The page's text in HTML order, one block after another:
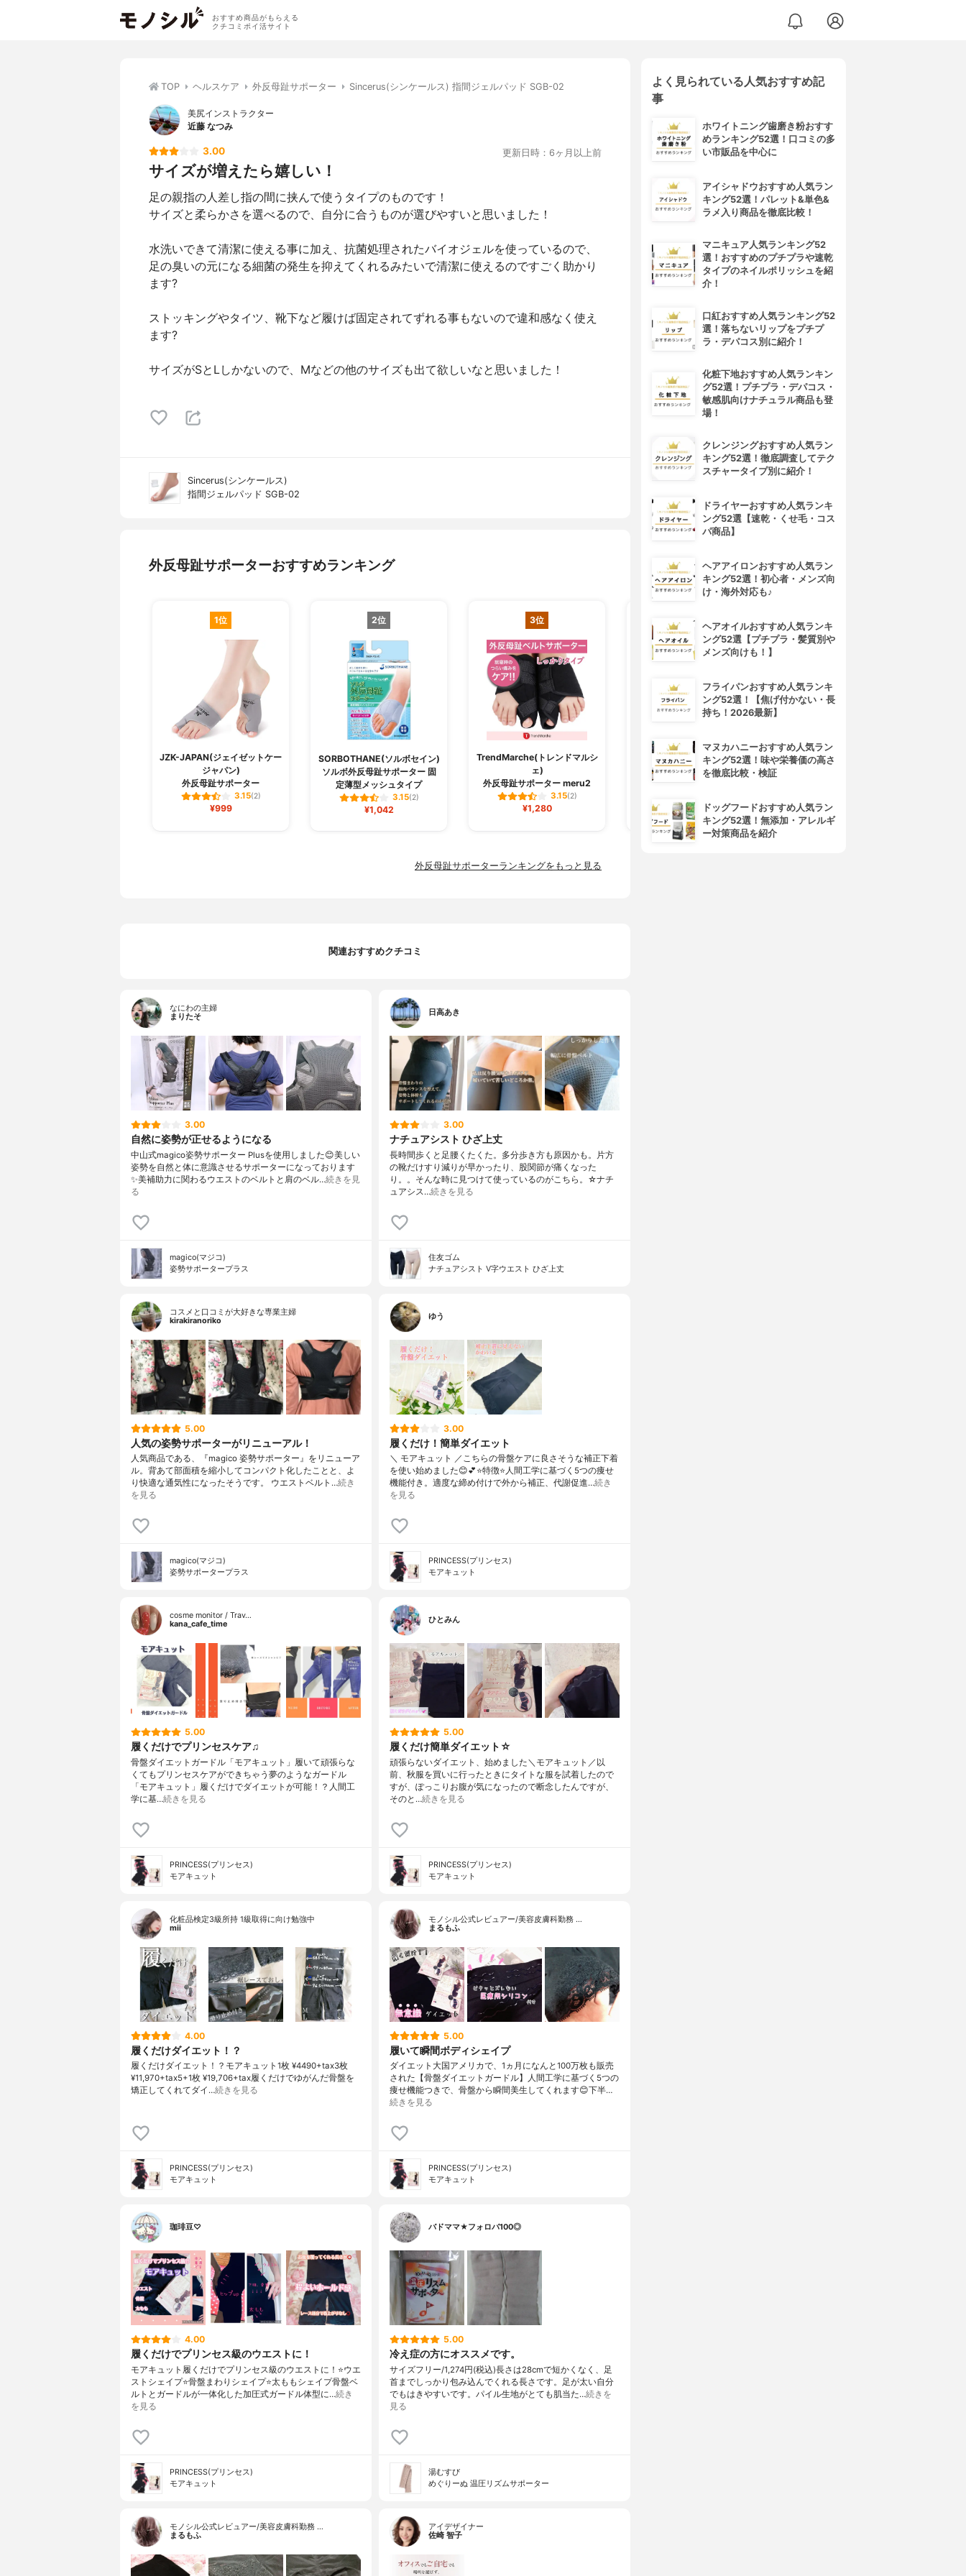
おすすめ商品がもらえる
クチコミポイ活サイト
TOP ヘルスケア 外反母趾サポーター Sincerus(シンケールス) 指間ジェルパッド SGB-02
美尻インストラクター
近藤 なつみ
3.00 更新日時：6ヶ月以上前
サイズが増えたら嬉しい！
足の親指の人差し指の間に挟んで使うタイプのものです！
サイズと柔らかさを選べるので、自分に合うものが選びやすいと思いました！
水洗いできて清潔に使える事に加え、抗菌処理されたバイオジェルを使っているので、
足の臭いの元になる細菌の発生を抑えてくれるみたいで清潔に使えるのですごく助かり
ます?
ストッキングやタイツ、靴下など履けば固定されてずれる事もないので違和感なく使え
ます?
サイズがSとLしかないので、Mなどの他のサイズも出て欲しいなと思いました！
Sincerus(シンケールス)
指間ジェルパッド SGB-02
外反母趾サポーターおすすめランキング
1位
JZK-JAPAN(ジェイゼットケー
ジャパン)
外反母趾サポーター
3.15(2)
¥999
2位
SORBOTHANE(ソルボセイン)
ソルボ外反母趾サポーター 固
定薄型メッシュタイプ
3.15(2)
¥1,042
3位
TrendMarche(トレンドマルシ
ェ)
外反母趾サポーター meru2
3.15(2)
¥1,280
4位
ProjectID(プロジェクトアイデ
ィー)
足先サポーター
¥2,200
レッグニットクリス
外反母趾サポーターランキングをもっと見る
関連おすすめクチコミ
なにわの主婦
まりたそ
3.00
自然に姿勢が正せるようになる
中山式magico姿勢サポーター Plusを使用しました😊美しい
姿勢を自然と体に意識させるサポーターになっております
✨美補助力に関わるウエストのベルトと肩のベル…続きを見
る
magico(マジコ)
姿勢サポータープラス
日高あき
3.00
ナチュアシスト ひざ上丈
長時間歩くと足腰くたくた。多分歩き方も原因かも。片方
の靴だけすり減りが早かったり、股関節が痛くなった
り。。そんな時に見つけて使っているのがこちら。☆ナチ
ュアシス…続きを見る
住友ゴム
ナチュアシスト V字ウエスト ひざ上丈
コスメと口コミが大好きな専業主婦
kirakiranoriko
5.00
人気の姿勢サポーターがリニューアル！
人気商品である、『magico 姿勢サポーター』をリニューア
ル。背あて部面積を縮小してコンパクト化したことと、よ
り快適な通気性になったそうです。 ウエストベルト…続き
を見る
magico(マジコ)
姿勢サポータープラス
ゆう
3.00
履くだけ！簡単ダイエット
＼ モアキュット ／こちらの骨盤ケアに良さそうな補正下着
を使い始めました😊💕⭐️特徴⭐️人間工学に基づく5つの痩せ
機能付き。適度な締め付けで外から補正、代謝促進…続き
を見る
PRINCESS(プリンセス)
モアキュット
cosme monitor / Trav…
kana_cafe_time
5.00
履くだけでプリンセスケア♫
骨盤ダイエットガードル「モアキュット」履いて頑張らな
くてもプリンセスケアができちゃう夢のようなガードル
「モアキュット」履くだけでダイエットが可能！？人間工
学に基…続きを見る
PRINCESS(プリンセス)
モアキュット
ひとみん
5.00
履くだけ簡単ダイエット☆
頑張らないダイエット、始めました＼モアキュット／以
前、秋服を買いに行ったときにタイトな服を試着したので
すが、ぽっこりお腹が気になったので断念したんですが、
そのと…続きを見る
PRINCESS(プリンセス)
モアキュット
化粧品検定3級所持 1級取得に向け勉強中
mii
4.00
履くだけダイエット！？
履くだけダイエット！？モアキュット1枚 ¥4490+tax3枚
¥11,970+tax5+1枚 ¥19,706+tax履くだけでゆがんだ骨盤を
矯正してくれてダイ…続きを見る
PRINCESS(プリンセス)
モアキュット
モノシル公式レビュアー/美容皮膚科勤務 …
まるもふ
5.00
履いて瞬間ボディシェイプ
ダイエット大国アメリカで、1ヵ月になんと100万枚も販売
された【骨盤ダイエットガードル】人間工学に基づく5つの
痩せ機能つきで、骨盤から瞬間美生してくれます😊下半…
続きを見る
PRINCESS(プリンセス)
モアキュット
珈琲豆♡
4.00
履くだけでプリンセス級のウエストに！
モアキュット履くだけでプリンセス級のウエストに！⭐️ウエ
ストシェイプ⭐️骨盤まわりシェイプ⭐️太ももシェイプ骨盤ベ
ルトとガードルが一体化した加圧式ガードル体型に…続き
を見る
PRINCESS(プリンセス)
モアキュット
バドママ★フォロバ100◎
5.00
冷え症の方にオススメです。
サイズフリー/1,274円(税込)長さは28cmで短かくなく、足
首までしっかり包み込んでくれる長さです。足が太い自分
でもはきやすいです。パイル生地がとても肌当た…続きを
見る
湯むすび
めぐりーぬ 温圧リズムサポーター
モノシル公式レビュアー/美容皮膚科勤務 …
まるもふ
アイデザイナー
佐崎 智子
よく見られている人気おすすめ記
事
ホワイトニング歯磨き粉おすす
めランキング52選！口コミの多
い市販品を中心に
アイシャドウおすすめ人気ラン
キング52選！パレット&単色&
ラメ入り商品を徹底比較！
マニキュア人気ランキング52
選！おすすめのプチプラや速乾
タイプのネイルポリッシュを紹
介！
口紅おすすめ人気ランキング52
選！落ちないリップをプチプ
ラ・デパコス別に紹介！
化粧下地おすすめ人気ランキン
グ52選！プチプラ・デパコス・
敏感肌向けナチュラル商品も登
場！
クレンジングおすすめ人気ラン
キング52選！徹底調査してテク
スチャータイプ別に紹介！
ドライヤーおすすめ人気ランキ
ング52選【速乾・くせ毛・コス
パ商品】
ヘアアイロンおすすめ人気ラン
キング52選！初心者・メンズ向
け・海外対応も♪
ヘアオイルおすすめ人気ランキ
ング52選【プチプラ・髪質別や
メンズ向けも！】
フライパンおすすめ人気ランキ
ング52選！【焦げ付かない・長
持ち！2026最新】
マヌカハニーおすすめ人気ラン
キング52選！味や栄養価の高さ
を徹底比較・検証
ドッグフードおすすめ人気ラン
キング52選！無添加・アレルギ
ー対策商品を紹介